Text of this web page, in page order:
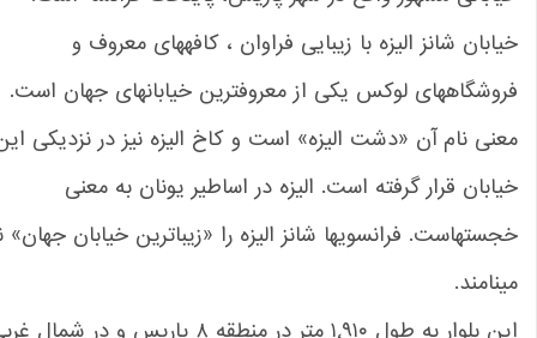
شانز الیزه با زیبایی فراوان ، کافههای معروف و
لوکس یکی از معروفترین خیابانهای جهان است.
نام آن «دشت الیزه» است و کاخ الیزه نیز در نزدیکی این
قرار گرفته است. الیزه در اساطیر یونان به معنی
فرانسویها شانز الیزه را «زیباترین خیابان جهان» نیز
این بلوار به طول ۱٬۹۱۰ متر در منطقه ۸ پاریس و در شمال غربی